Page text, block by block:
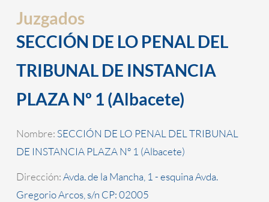
Juzgados
SECCIÓN DE LO PENAL DEL
TRIBUNAL DE INSTANCIA
PLAZA Nº 1 (Albacete)
Nombre: SECCIÓN DE LO PENAL DEL TRIBUNAL
DE INSTANCIA PLAZA Nº 1 (Albacete)
Dirección:Avda. de la Mancha, 1 - esquina Avda.
Gregorio Arcos, s/n CP: 02005